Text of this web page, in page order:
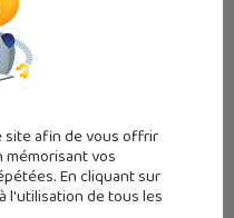
#249 :
site afin de vous offrir
vos
En cliquant sur
l'utilisation de tous les